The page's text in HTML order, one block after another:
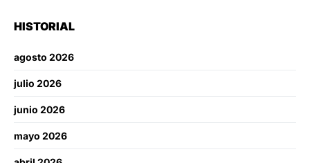
HISTORIAL
agosto 2026
julio 2026
junio 2026
mayo 2026